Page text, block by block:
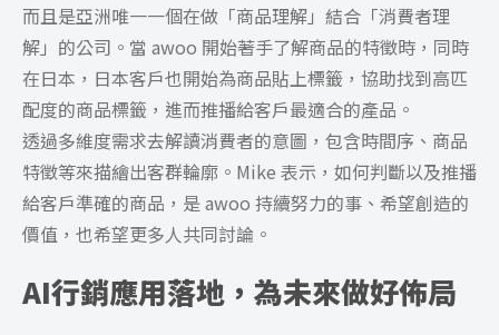
而且是亞洲唯一一個在做「商品理解」結合「消費者理
解」的公司。當 awoo 開始著手了解商品的特徵時，同時
在日本，日本客戶也開始為商品貼上標籤，協助找到高匹
配度的商品標籤，進而推播給客戶最適合的產品。
透過多維度需求去解讀消費者的意圖，包含時間序、商品
特徵等來描繪出客群輪廓。Mike 表示，如何判斷以及推播
給客戶準確的商品，是 awoo 持續努力的事、希望創造的
價值，也希望更多人共同討論。
AI行銷應用落地，為未來做好佈局